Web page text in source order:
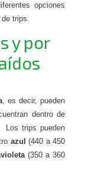
opciones
de trips.
y por
, es decir, pueden
dentro de
Los trips pueden
azul (440 a 450
(350 a 360